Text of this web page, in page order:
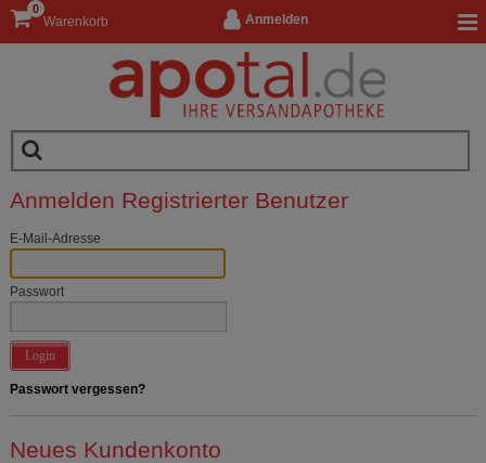
Anmelden
Warenkorb
0
Anmelden Registrierter Benutzer
E-Mail-Adresse
Passwort
Login
Passwort vergessen?
Neues Kundenkonto